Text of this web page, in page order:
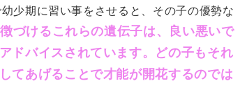
少期に習い事をさせると、その子の優勢な
づけるこれらの遺伝子は、良い悪いで
ドバイスされています。どの子もそれ
てあげることで才能が開花するのでは